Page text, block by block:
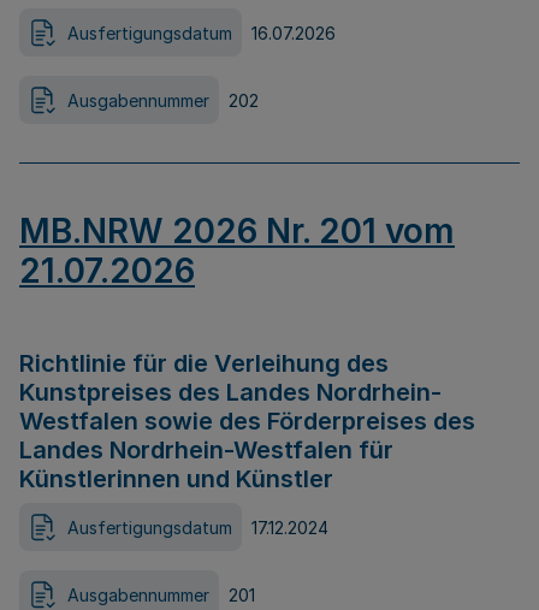
Ausfertigungsdatum 16.07.2026
Ausgabennummer 202
MB.NRW 2026 Nr. 201 vom
21.07.2026
Richtlinie für die Verleihung des
Kunstpreises des Landes Nordrhein-
Westfalen sowie des Förderpreises des
Landes Nordrhein-Westfalen für
Künstlerinnen und Künstler
Ausfertigungsdatum 17.12.2024
Ausgabennummer 201